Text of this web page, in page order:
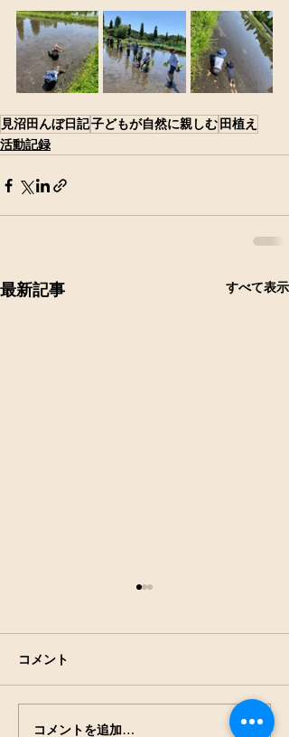
見沼田んぼ日記子どもが自然に親しむ田植え
活動記録
最新記事 すべて表示
コメント
コメントを追加…